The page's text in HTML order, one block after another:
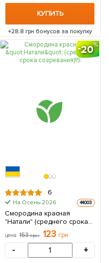
КУПИТЬ
+28.8 грн бонусов за покупку
20
6
На Осень-2026 44003
Смородина красная
"Натали" (среднего срока
созревания) 1 саженец в
упаковке
цена 153грн 123 грн
- +